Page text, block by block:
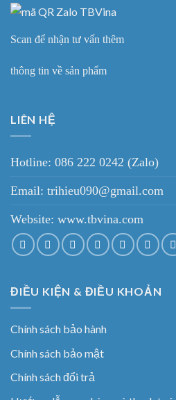
Scan để nhận tư vấn thêm
thông tin về sản phẩm
LIÊN HỆ
Hotline: 086 222 0242 (Zalo)
Email: trihieu090@gmail.com
Website: www.tbvina.com
ĐIỀU KIỆN & ĐIỀU KHOẢN
Chính sách bảo hành
Chính sách bảo mật
Chính sách đổi trả